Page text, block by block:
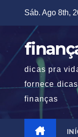
Sáb. Ago 8th,
dicas pra
fornece
finanças